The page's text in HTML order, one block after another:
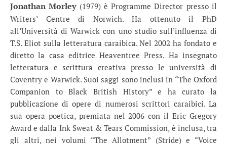
Jonathan Morley (1979) è Programme Director presso il
Writers’ Centre di Norwich. Ha ottenuto il PhD
all’Università di Warwick con uno studio sull’influenza di
T.S. Eliot sulla letteratura caraibica. Nel 2002 ha fondato e
diretto la casa editrice Heaventree Press. Ha insegnato
letteratura e scrittura creativa presso le università di
Coventry e Warwick. Suoi saggi sono inclusi in “The Oxford
Companion to Black British History” e ha curato la
pubblicazione di opere di numerosi scrittori caraibici. La
sua opera poetica, premiata nel 2006 con il Eric Gregory
Award e dalla Ink Sweat & Tears Commission, è inclusa, tra
gli altri, nei volumi “The Allotment” (Stride) e “Voice